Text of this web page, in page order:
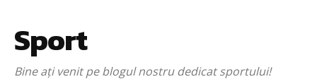
Sport
Bine ați venit pe blogul nostru dedicat sportului!